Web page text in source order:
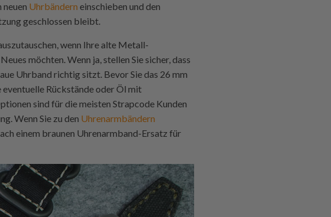
neuen Uhrbändern einschieben und den
geschlossen bleibt.
wenn Ihre alte Metall-
möchten. Wenn ja, stellen Sie sicher, dass
Uhrband richtig sitzt. Bevor Sie das 26 mm
Rückstände oder Öl mit
sind für die meisten Strapcode Kunden
Wenn Sie zu den Uhrenarmbändern
einem braunen Uhrenarmband-Ersatz für